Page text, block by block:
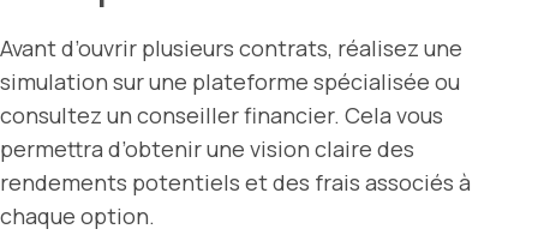
Avant d’ouvrir plusieurs contrats, réalisez une
simulation sur une plateforme spécialisée ou
consultez un conseiller financier. Cela vous
permettra d’obtenir une vision claire des
rendements potentiels et des frais associés à
chaque option.